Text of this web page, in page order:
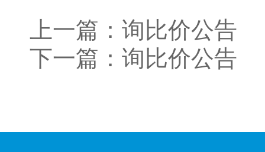
上一篇： 询比价公告
下一篇： 询比价公告